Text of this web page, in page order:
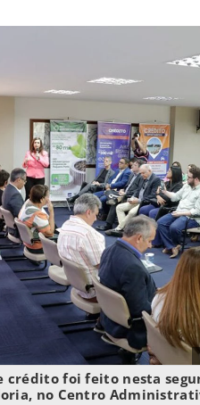
crédito foi feito nesta
no Centro